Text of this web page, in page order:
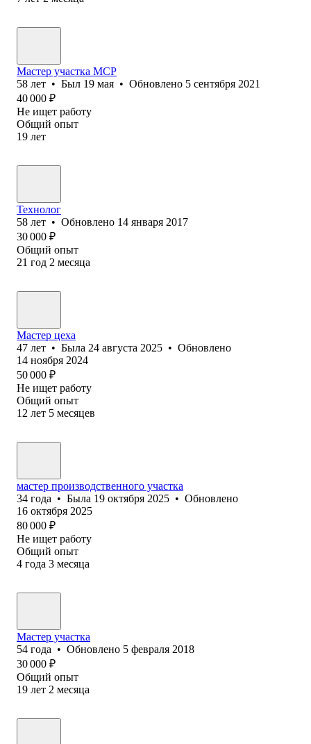
Мастер участка МСР
58 лет • Был 19 мая • Обновлено 5 сентября 2021
40 000 ₽
Не ищет работу
Общий опыт
19 лет
Технолог
58 лет • Обновлено 14 января 2017
30 000 ₽
Общий опыт
21 год 2 месяца
Мастер цеха
47 лет • Была 24 августа 2025 • Обновлено
14 ноября 2024
50 000 ₽
Не ищет работу
Общий опыт
12 лет 5 месяцев
мастер производственного участка
34 года • Была 19 октября 2025 • Обновлено
16 октября 2025
80 000 ₽
Не ищет работу
Общий опыт
4 года 3 месяца
Мастер участка
54 года • Обновлено 5 февраля 2018
30 000 ₽
Общий опыт
19 лет 2 месяца